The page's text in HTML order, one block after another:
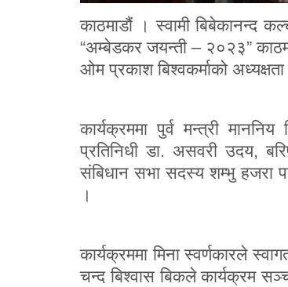
काठमाडौं । स्वामी बिबेकानन्द
“अम्बेडकर जयन्ती – २०२३”
ओम प्रकाश बिश्वकर्माको
कार्यक्रममा पुर्व मन्त्री
प्रतिनिधी डा. असवरी उदय,
संबिधान सभा सदस्य शम्भु हजरा
।
कार्यक्रममा मिना स्वर्णकारले
चन्द बिश्वास बिकले कार्यक्रम